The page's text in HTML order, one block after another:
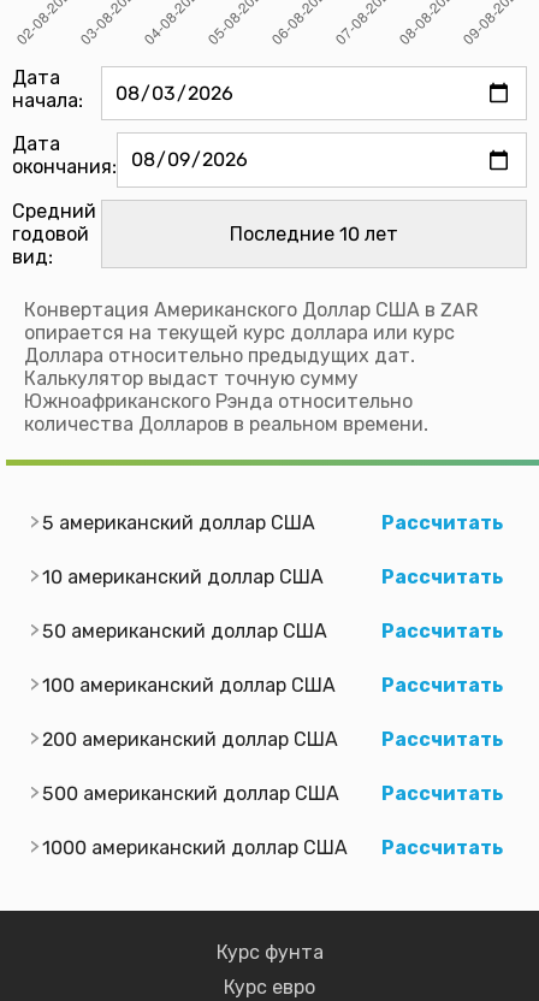
Дата
начала:
Дата
окончания:
Средний
годовой
вид:
Конвертация Американского Доллар США в ZAR
опирается на текущей курс доллара или курс
Доллара относительно предыдущих дат.
Калькулятор выдаст точную сумму
Южноафриканского Рэнда относительно
количества Долларов в реальном времени.
5 американский доллар США Рассчитать
10 американский доллар США Рассчитать
50 американский доллар США Рассчитать
100 американский доллар США Рассчитать
200 американский доллар США Рассчитать
500 американский доллар США Рассчитать
1000 американский доллар США Рассчитать
Курс фунта
Курс евро